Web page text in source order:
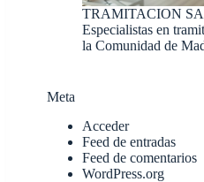
TRAMITACION
Especialistas en
la Comunidad de
Meta
Acceder
Feed de entradas
Feed de comentarios
WordPress.org